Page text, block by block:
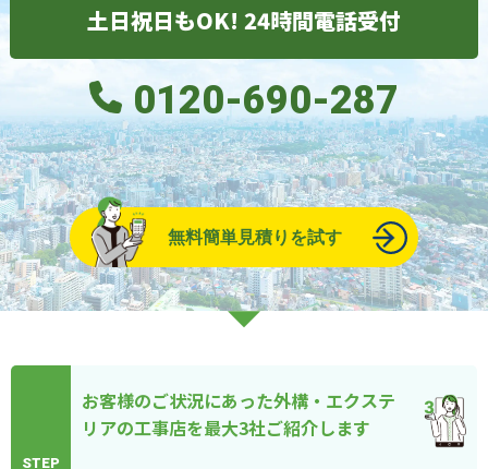
土日祝日もOK! 24時間電話受付
0120-690-287
無料簡単見積りを試す
STEP
お客様のご状況にあった外構・エクステ
リアの工事店を最大3社ご紹介します